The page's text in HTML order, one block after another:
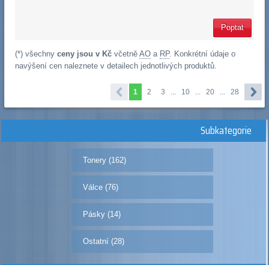
Poptat
(*) všechny ceny jsou v Kčvčetně AOa RP. Konkrétní údaje o
navýšení cen naleznete v detailech jednotlivých produktů.
1 2 3 ... 10 ... 20 ... 28
Subkategorie
Tonery (162)
Válce (76)
Pásky (14)
Ostatní (28)